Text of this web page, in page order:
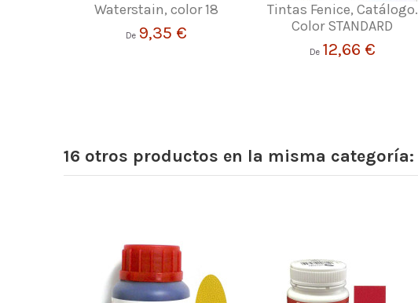
Waterstain, color 18
De 9,35 €
Tintas Fenice, Catálogo.
Color STANDARD
De 12,66 €
16 otros productos en la misma categoría: